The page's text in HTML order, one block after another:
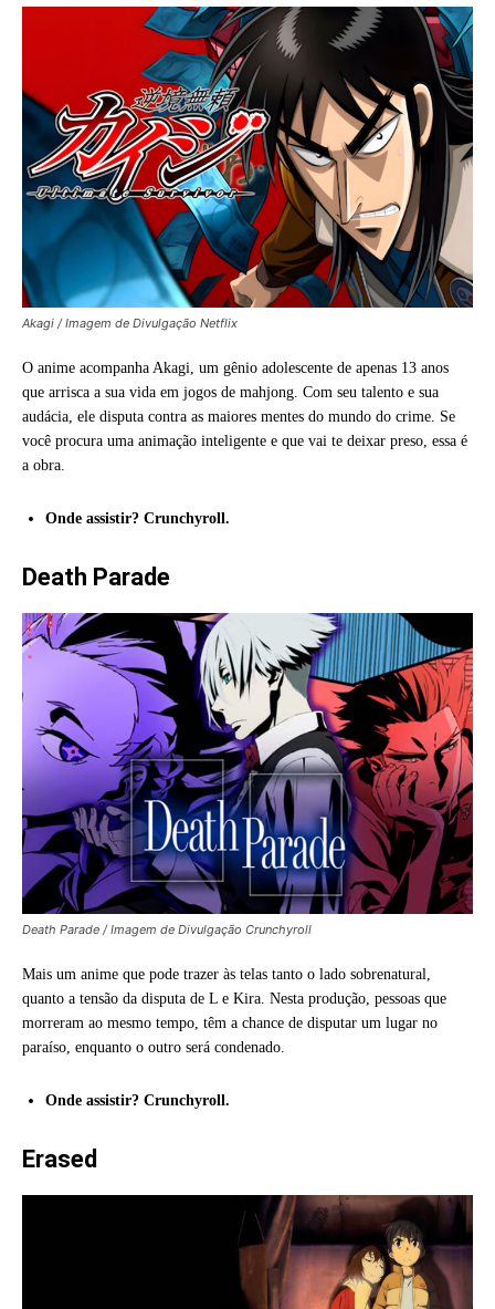
Akagi / Imagem de Divulgação Netflix
O anime acompanha Akagi, um gênio adolescente de apenas 13 anos
que arrisca a sua vida em jogos de mahjong. Com seu talento e sua
audácia, ele disputa contra as maiores mentes do mundo do crime. Se
você procura uma animação inteligente e que vai te deixar preso, essa é
a obra.
Onde assistir? Crunchyroll.
Death Parade
Death Parade / Imagem de Divulgação Crunchyroll
Mais um anime que pode trazer às telas tanto o lado sobrenatural,
quanto a tensão da disputa de L e Kira. Nesta produção, pessoas que
morreram ao mesmo tempo, têm a chance de disputar um lugar no
paraíso, enquanto o outro será condenado.
Onde assistir? Crunchyroll.
Erased